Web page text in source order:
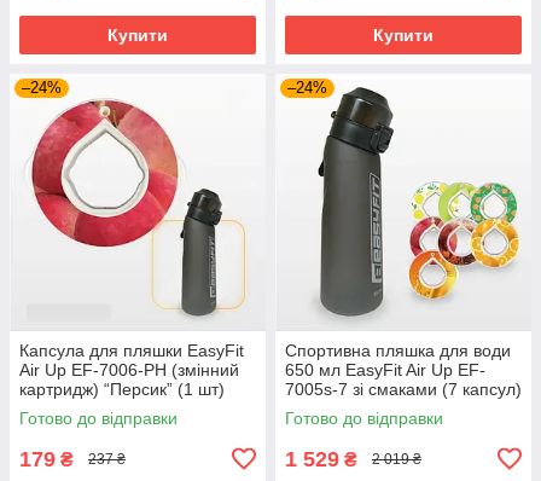
Купити Купити
–24%
Капсула для пляшки EasyFit
Air Up EF-7006-PH (змінний
картридж) “Персик” (1 шт)
Готово до відправки
179 ₴ 237 ₴
–24%
Спортивна пляшка для води
650 мл EasyFit Air Up EF-
7005s-7 зі смаками (7 капсул)
Готово до відправки
1 529 ₴ 2 019 ₴